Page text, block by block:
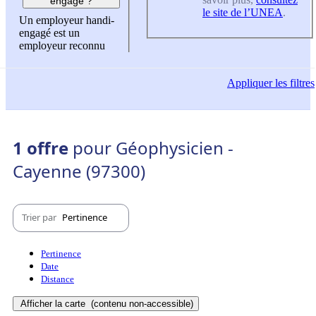
Un employeur handi-
engagé est un
employeur reconnu
le site de l’UNEA.
Appliquerles filtres
1 offre pour Géophysicien -
Cayenne (97300)
Trier par Pertinence
Pertinence
Date
Distance
Afficher la carte (contenu non-accessible)